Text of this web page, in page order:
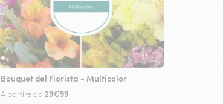
Bouquet del Fiorista - Multicolor
A partire da 29€99